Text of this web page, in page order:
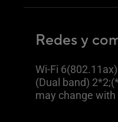
Redes y
Wi-Fi
(Dual band)
may change with